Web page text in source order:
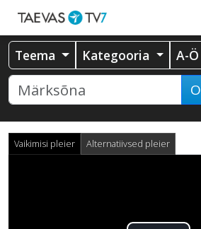
Teema Kategooria A-
Vaikimisi pleier Alternatiivsed pleier